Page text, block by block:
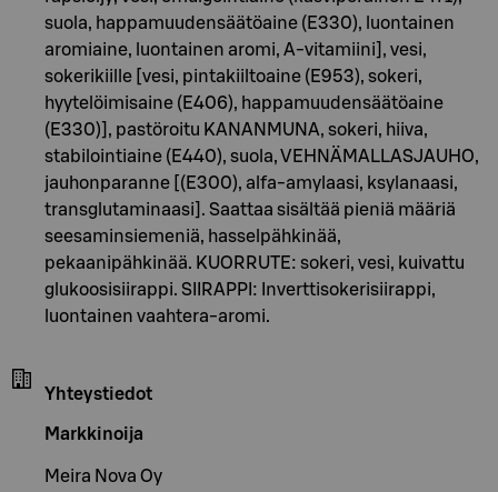
suola, happamuudensäätöaine (E330), luontainen
aromiaine, luontainen aromi, A-vitamiini], vesi,
sokerikiille [vesi, pintakiiltoaine (E953), sokeri,
hyytelöimisaine (E406), happamuudensäätöaine
(E330)], pastöroitu KANANMUNA, sokeri, hiiva,
stabilointiaine (E440), suola, VEHNÄMALLASJAUHO,
jauhonparanne [(E300), alfa-amylaasi, ksylanaasi,
transglutaminaasi]. Saattaa sisältää pieniä määriä
seesaminsiemeniä, hasselpähkinää,
pekaanipähkinää. KUORRUTE: sokeri, vesi, kuivattu
glukoosisiirappi. SIIRAPPI: Inverttisokerisiirappi,
luontainen vaahtera-aromi.
Yhteystiedot
Markkinoija
Meira Nova Oy